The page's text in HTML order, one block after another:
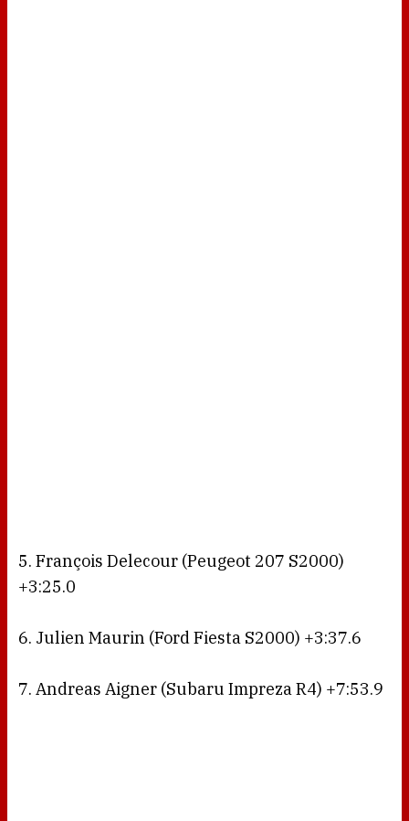
5. François Delecour (Peugeot 207 S2000)
+3:25.0
6. Julien Maurin (Ford Fiesta S2000) +3:37.6
7. Andreas Aigner (Subaru Impreza R4) +7:53.9